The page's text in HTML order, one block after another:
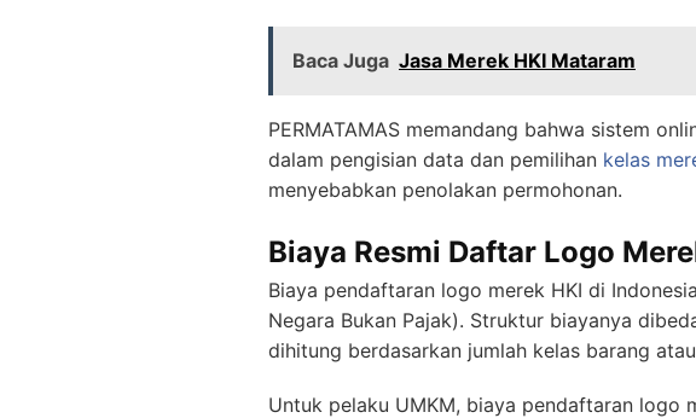
Baca Juga Jasa Merek HKI Mataram
PERMATAMAS memandang bahwa sistem
dalam pengisian data dan pemilihan kelas
menyebabkan penolakan permohonan.
Biaya Resmi Daftar Logo
Biaya pendaftaran logo merek HKI di
Negara Bukan Pajak). Struktur biayanya
dihitung berdasarkan jumlah kelas barang
Untuk pelaku UMKM, biaya pendaftaran logo